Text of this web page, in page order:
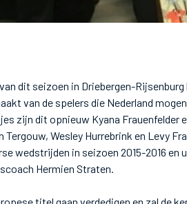
dit seizoen in Driebergen-
van de spelers die Nederland
zijn dit opnieuw Kyana Frauenfelder
Wesley Hurrebrink en Levy
wedstrijden in seizoen 2015-2016 en
Hermien Straten.